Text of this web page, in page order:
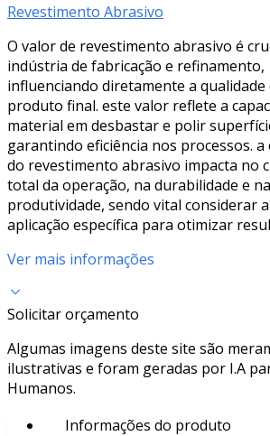
Revestimento Abrasivo
O valor de revestimento abrasivo é
indústria de fabricação e refinamento,
influenciando diretamente a qualidade
produto final. este valor reflete a
material em desbastar e polir
garantindo eficiência nos processos. a
do revestimento abrasivo impacta no
total da operação, na durabilidade e na
produtividade, sendo vital considerar a
aplicação específica para otimizar
Ver mais informações
Solicitar orçamento
Algumas imagens deste site são
ilustrativas e foram geradas por I.A
Humanos.
Informações do produto